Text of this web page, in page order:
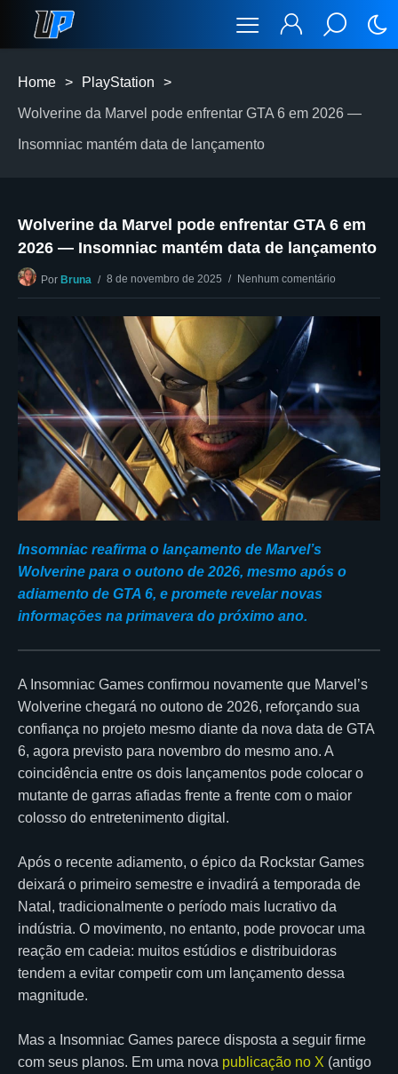
Home > PlayStation >
Wolverine da Marvel pode enfrentar GTA 6 em 2026 —
Insomniac mantém data de lançamento
Wolverine da Marvel pode enfrentar GTA 6 em
2026 — Insomniac mantém data de lançamento
Por Bruna 8 de novembro de 2025 Nenhum comentário
Insomniac reafirma o lançamento de Marvel’s
Wolverine para o outono de 2026, mesmo após o
adiamento de GTA 6, e promete revelar novas
informações na primavera do próximo ano.
A Insomniac Games confirmou novamente que Marvel’s
Wolverine chegará no outono de 2026, reforçando sua
confiança no projeto mesmo diante da nova data de GTA
6, agora previsto para novembro do mesmo ano. A
coincidência entre os dois lançamentos pode colocar o
mutante de garras afiadas frente a frente com o maior
colosso do entretenimento digital.
Após o recente adiamento, o épico da Rockstar Games
deixará o primeiro semestre e invadirá a temporada de
Natal, tradicionalmente o período mais lucrativo da
indústria. O movimento, no entanto, pode provocar uma
reação em cadeia: muitos estúdios e distribuidoras
tendem a evitar competir com um lançamento dessa
magnitude.
Mas a Insomniac Games parece disposta a seguir firme
com seus planos. Em uma nova publicação no X (antigo